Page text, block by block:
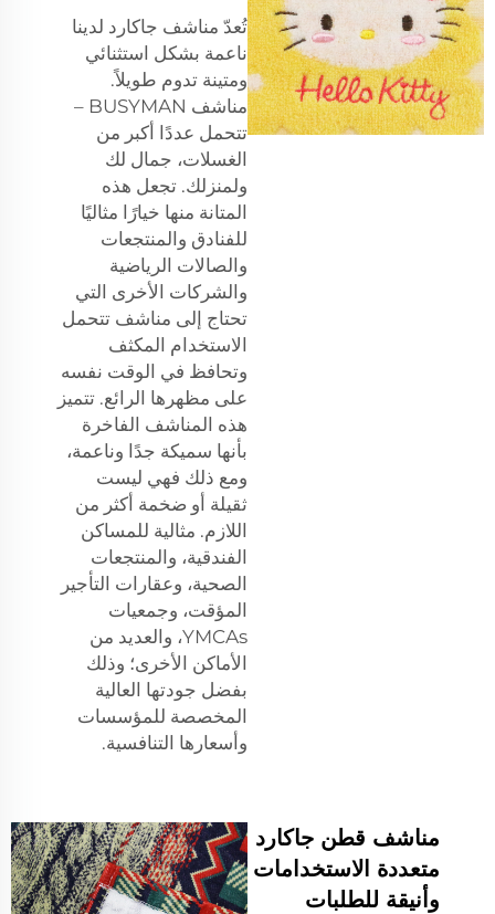
تُعدّ مناشف جاكارد لدينا
ناعمة بشكل استثنائي
ومتينة تدوم طويلاً.
مناشف BUSYMAN –
تتحمل عددًا أكبر من
الغسلات، جمال لك
ولمنزلك. تجعل هذه
المتانة منها خيارًا مثاليًا
للفنادق والمنتجعات
والصالات الرياضية
والشركات الأخرى التي
تحتاج إلى مناشف تتحمل
الاستخدام المكثف
وتحافظ في الوقت نفسه
على مظهرها الرائع. تتميز
هذه المناشف الفاخرة
بأنها سميكة جدًا وناعمة،
ومع ذلك فهي ليست
ثقيلة أو ضخمة أكثر من
اللازم. مثالية للمساكن
الفندقية، والمنتجعات
الصحية، وعقارات التأجير
المؤقت، وجمعيات
YMCAs، والعديد من
الأماكن الأخرى؛ وذلك
بفضل جودتها العالية
المخصصة للمؤسسات
وأسعارها التنافسية.
مناشف قطن جاكارد
متعددة الاستخدامات
وأنيقة للطلبات